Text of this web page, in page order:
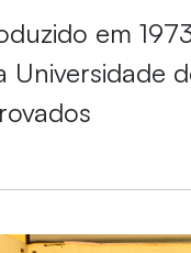
em
Universidade